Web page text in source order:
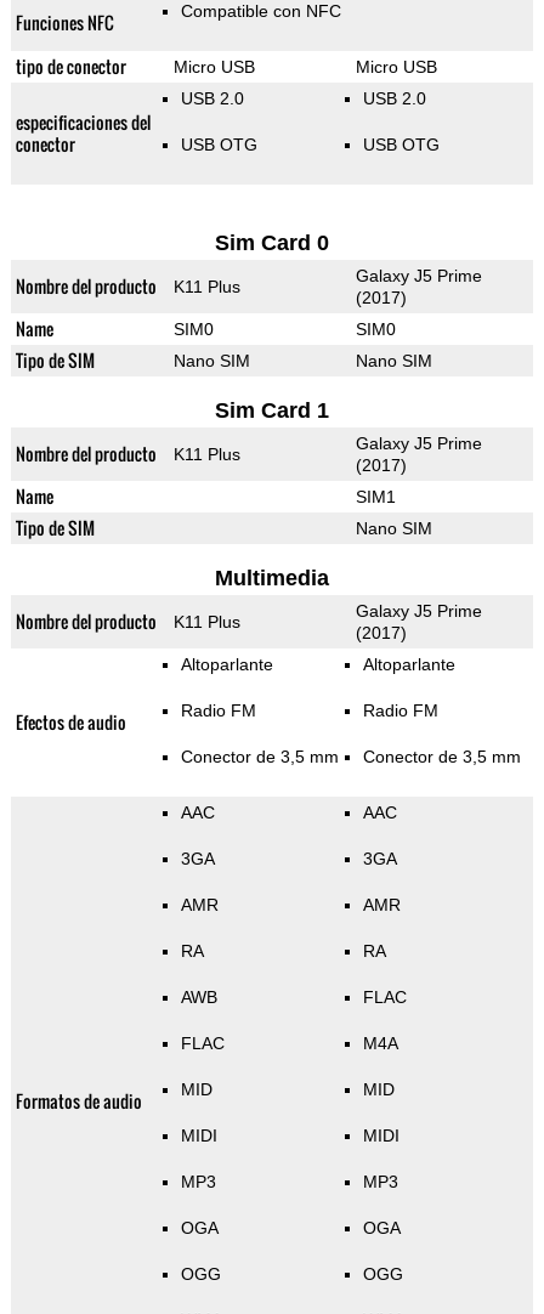
Funciones NFC Compatible con NFC
tipo de conector Micro USB Micro USB
especificaciones del
conector
USB 2.0
USB OTG
USB 2.0
USB OTG
Sim Card 0
Nombre del producto K11 Plus
Galaxy J5 Prime
(2017)
Name SIM0 SIM0
Tipo de SIM Nano SIM Nano SIM
Sim Card 1
Nombre del producto K11 Plus
Galaxy J5 Prime
(2017)
Name SIM1
Tipo de SIM Nano SIM
Multimedia
Nombre del producto K11 Plus
Galaxy J5 Prime
(2017)
Efectos de audio
Altoparlante
Radio FM
Conector de 3,5 mm
Altoparlante
Radio FM
Conector de 3,5 mm
Formatos de audio
AAC
3GA
AMR
RA
AWB
FLAC
MID
MIDI
MP3
OGA
OGG
AAC
3GA
AMR
RA
FLAC
M4A
MID
MIDI
MP3
OGA
OGG